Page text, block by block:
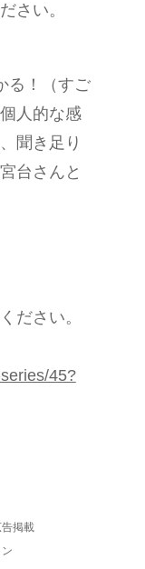
さい。
る！（すご
人的な感
聞き足り
台さんと
ださい。
45?
告掲載